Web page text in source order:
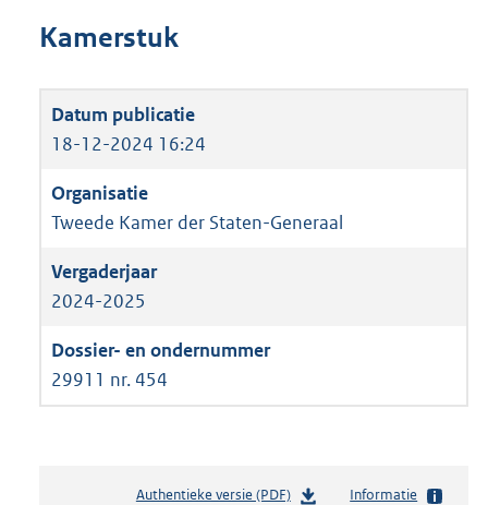
Kamerstuk
18-12-2024 16:24
Tweede Kamer der Staten-Generaal
2024-2025
29911 nr. 454
Authentieke versie (PDF)b
Informatie